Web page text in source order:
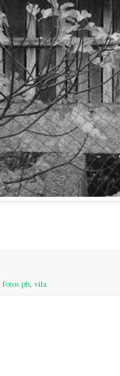
fotos pb, vila